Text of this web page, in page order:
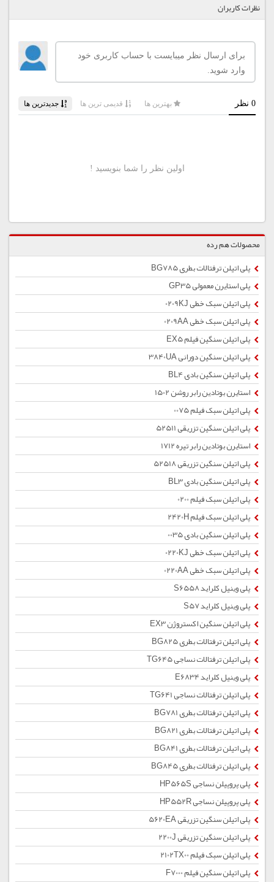
نظرات کاربران
محصولات هم رده
پلی اتیلن ترفتالات بطری BG785
پلی استایرن معمولی GP35
پلی اتیلن سبک خطی 0209KJ
پلی اتیلن سبک خطی 0209AA
پلی اتیلن سنگین فیلم EX5
پلی اتیلن سنگین دورانی 3840UA
پلی اتیلن سنگین بادی BL4
استایرن بوتادین رابر روشن 1502
پلی اتیلن سبک فیلم 0075
پلی اتیلن سنگین تزریقی 52511
استایرن بوتادین رابر تیره 1712
پلی اتیلن سنگین تزریقی 52518
پلی اتیلن سنگین بادی BL3
پلی اتیلن سبک فیلم 0200
پلی اتیلن سبک فیلم 2420H
پلی اتیلن سنگین بادی 0035
پلی اتیلن سبک خطی 0220KJ
پلی اتیلن سبک خطی 0220AA
پلی وینیل کلراید S6558
پلی وینیل کلراید S57
پلی اتیلن سنگین اکستروژن EX3
پلی اتیلن ترفتالات بطری BG825
پلی اتیلن ترفتالات نساجی TG645
پلی وینیل کلراید E6834
پلی اتیلن ترفتالات نساجی TG641
پلی اتیلن ترفتالات بطری BG781
پلی اتیلن ترفتالات بطری BG821
پلی اتیلن ترفتالات بطری BG841
پلی اتیلن ترفتالات بطری BG845
پلی پروپیلن نساجی HP565S
پلی پروپیلن نساجی HP552R
پلی اتیلن سنگین تزریقی 5620EA
پلی اتیلن سنگین تزریقی 2200J
پلی اتیلن سبک فیلم 2102TX00
پلی اتیلن سنگین فیلم F7000